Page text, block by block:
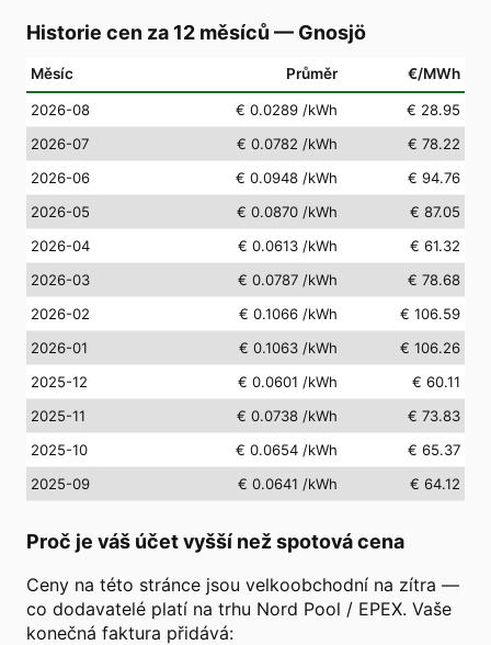
Historie cen za 12 měsíců — Gnosjö
Měsíc Průměr €/MWh
2026-08 € 0.0289 /kWh
€ 28.95
2026-07
€ 0.0782 /kWh
€ 78.22
2026-06
€ 0.0948 /kWh
€ 94.76
2026-05
€ 0.0870 /kWh
€ 87.05
2026-04
€ 0.0613 /kWh
€ 61.32
2026-03
€ 0.0787 /kWh
€ 78.68
2026-02
€ 0.1066 /kWh
€ 106.59
2026-01
€ 0.1063 /kWh
€ 106.26
2025-12
€ 0.0601 /kWh
€ 60.11
2025-11
€ 0.0738 /kWh
€ 73.83
2025-10
€ 0.0654 /kWh
€ 65.37
2025-09
€ 0.0641 /kWh € 64.12
Proč je váš účet vyšší než spotová cena
Ceny na této stránce jsou velkoobchodní na zítra —
co dodavatelé platí na trhu Nord Pool / EPEX. Vaše
konečná faktura přidává: